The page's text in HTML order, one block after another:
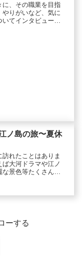
に、その職業を目指
やりがいなど、気に
いてインタビューを
ノ島の旅〜夏休
れたことはありま
大河ドラマや江ノ
景色等たくさんの
いと思います！実際
ーする